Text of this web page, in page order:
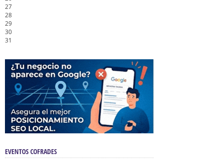
27
28
29
30
31
EVENTOS COFRADES